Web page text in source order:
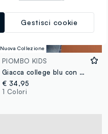
Nuova Collezione
PIOMBO KIDS
Giacca college blu con maniche beige e stampa per bambino
€ 34,95
1 Colori
Gestisci cookie